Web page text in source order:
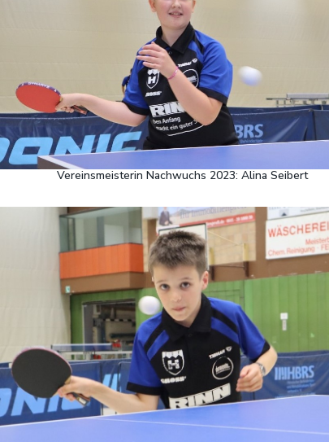
Vereinsmeisterin Nachwuchs 2023: Alina Seibert